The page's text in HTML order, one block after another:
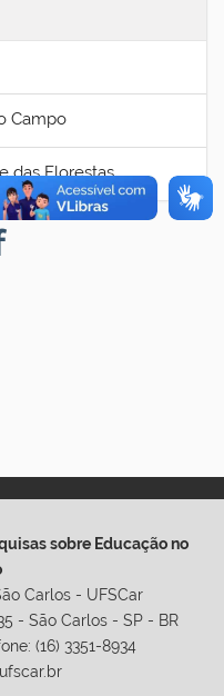
Campo
das Florestas
sobre Educação no
Carlos - UFSCar
- São Carlos - SP - BR
(16) 3351-8934